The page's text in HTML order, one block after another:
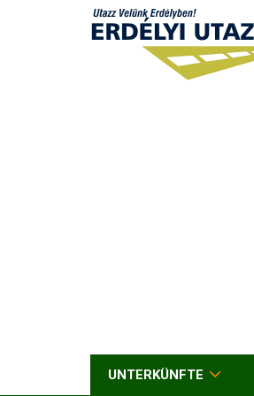
UNTERKÜNFTE